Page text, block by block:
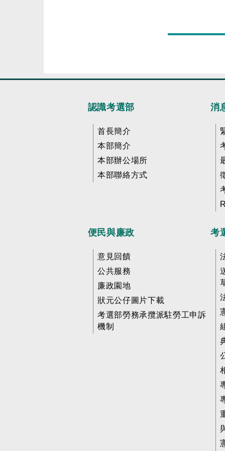
認識考選部
首長簡介
本部簡介
本部辦公場所
本部聯絡方式
消
便民與廉政
意見回饋
公共服務
廉政園地
狀元公仔圖片下載
考選部勞務承攬派駐勞工申訴
機制
考